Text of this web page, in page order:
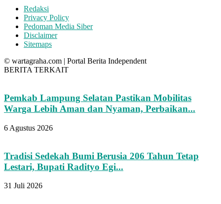
Redaksi
Privacy Policy
Pedoman Media Siber
Disclaimer
Sitemaps
© wartagraha.com | Portal Berita Independent
BERITA TERKAIT
Pemkab Lampung Selatan Pastikan Mobilitas
Warga Lebih Aman dan Nyaman, Perbaikan...
6 Agustus 2026
Tradisi Sedekah Bumi Berusia 206 Tahun Tetap
Lestari, Bupati Radityo Egi...
31 Juli 2026